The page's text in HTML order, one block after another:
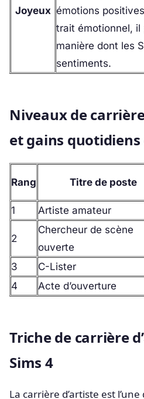
Joyeux émotions
trait émotionnel,
manière dont les
sentiments.
Niveaux de
et gains quotidiens
Rang Titre de poste
1
Artiste amateur
2
Chercheur de scène
ouverte
3 C-Lister
4
Acte d’ouverture
Triche de carrière
Sims 4
La carrière d’artiste est